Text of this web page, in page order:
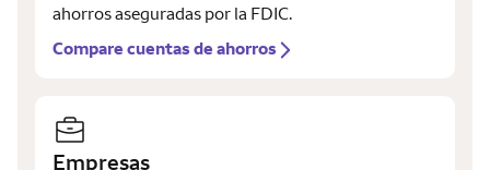
ahorros aseguradas por la FDIC.
Compare cuentas de ahorros
Empresas